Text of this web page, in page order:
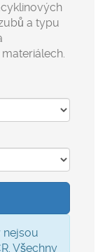
a typu
nejsou
Všechny